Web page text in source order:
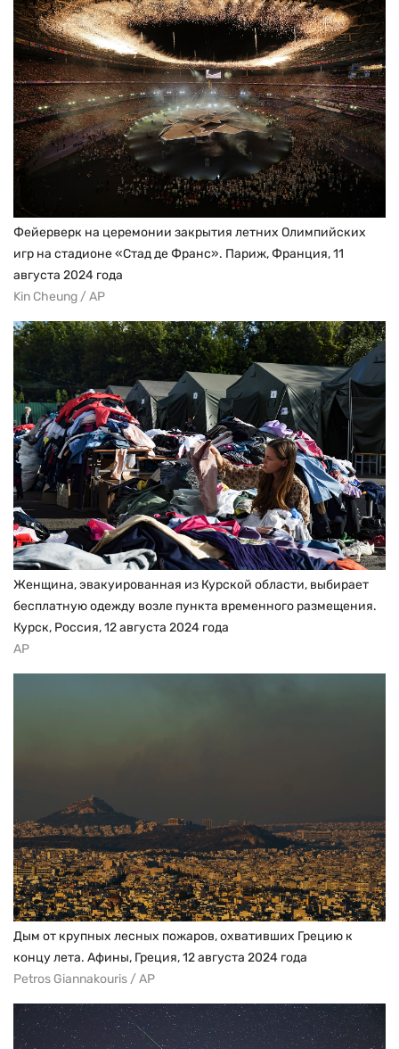
Фейерверк на церемонии закрытия летних Олимпийских
игр на стадионе «Стад де Франс». Париж, Франция, 11
августа 2024 года
Kin Cheung / AP
Женщина, эвакуированная из Курской области, выбирает
бесплатную одежду возле пункта временного размещения.
Курск, Россия, 12 августа 2024 года
AP
Дым от крупных лесных пожаров, охвативших Грецию к
концу лета. Афины, Греция, 12 августа 2024 года
Petros Giannakouris / AP